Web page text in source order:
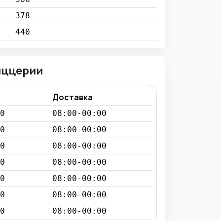
378
440
Доставка
08:00-00:00
08:00-00:00
08:00-00:00
08:00-00:00
08:00-00:00
08:00-00:00
08:00-00:00